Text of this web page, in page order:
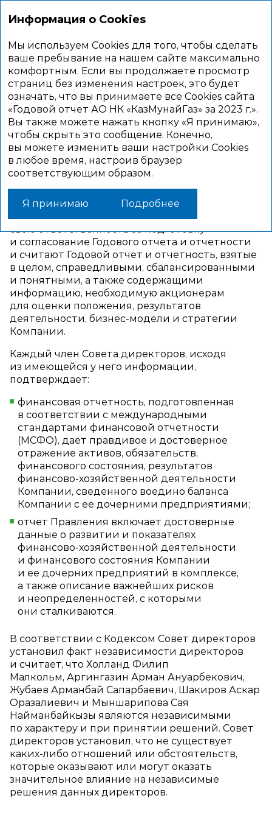
Заявление
об ответственности
В соответствии с Кодексом Совет
директоров и Правление несут
ответственность за достоверность
Годового отчета и финансовой
отчетности Компании.
Совет директоров и каждый из членов Совета
свою ответственность за подготовку
и согласование Годового отчета и отчетности
и считают Годовой отчет и отчетность, взятые
в целом, справедливыми, сбалансированными
и понятными, а также содержащими
информацию, необходимую акционерам
для оценки положения, результатов
деятельности, бизнес‑модели и стратегии
Компании.
Каждый член Совета директоров, исходя
из имеющейся у него информации,
подтверждает:
финансовая отчетность, подготовленная
в соответствии с международными
стандартами финансовой отчетности
(МСФО), дает правдивое и достоверное
отражение активов, обязательств,
финансового состояния, результатов
финансово‑хозяйственной деятельности
Компании, сведенного воедино баланса
Компании с ее дочерними предприятиями;
отчет Правления включает достоверные
данные о развитии и показателях
финансово‑хозяйственной деятельности
и финансового состояния Компании
и ее дочерних предприятий в комплексе,
а также описание важнейших рисков
и неопределенностей, с которыми
они сталкиваются.
В соответствии с Кодексом Совет директоров
установил факт независимости директоров
и считает, что Холланд Филип
Малкольм, Аргингазин Арман Ануарбекович,
Жубаев Арманбай Сапарбаевич, Шакиров Аскар
Оразалиевич и Мыншарипова Сая
Найманбайкызы являются независимыми
по характеру и при принятии решений. Совет
директоров установил, что не существует
каких‑либо отношений или обстоятельств,
которые оказывают или могут оказать
значительное влияние на независимые
решения данных директоров.
Информация о Cookies
Мы используем Cookies для того, чтобы сделать
ваше пребывание на нашем сайте максимально
комфортным. Если вы продолжаете просмотр
страниц без изменения настроек, это будет
означать, что вы принимаете все Cookies сайта
«Годовой отчет АО НК «КазМунайГаз» за 2023 г.».
Вы также можете нажать кнопку «Я принимаю»,
чтобы скрыть это сообщение. Конечно,
вы можете изменить ваши настройки Cookies
в любое время, настроив браузер
соответствующим образом.
Я принимаю Подробнее